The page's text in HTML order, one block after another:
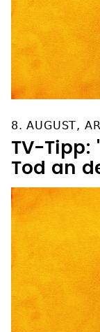
8. AUGUST,
TV-Tipp:
Tod an